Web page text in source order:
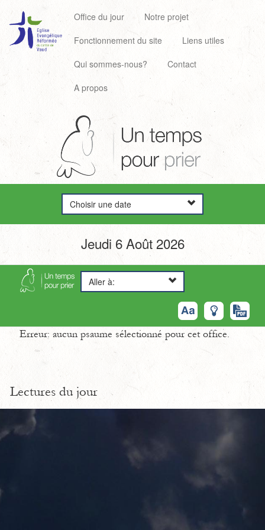
Office du jour
Notre projet
Fonctionnement du site
Liens utiles
Qui sommes-nous?
Contact
A propos
Choisir une date
Jeudi 6 Août 2026
Aller à:
Erreur: aucun psaume sélectionné pour cet office.
Lectures du jour